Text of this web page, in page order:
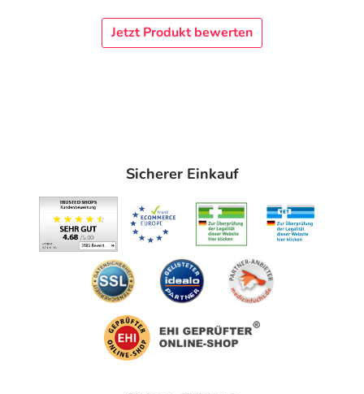
Jetzt Produkt bewerten
Sicherer Einkauf